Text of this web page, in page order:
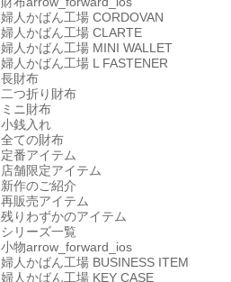
婦人かばん工場 CORDOVAN
婦人かばん工場 CLARTE
婦人かばん工場 MINI WALLET
婦人かばん工場 L FASTENER
長財布
二つ折り財布
ミニ財布
小銭入れ
全ての財布
定番アイテム
店舗限定アイテム
新作のご紹介
再販売アイテム
残りわずかのアイテム
シリーズ一覧
小物arrow_forward_ios
婦人かばん工場 BUSINESS ITEM
婦人かばん工場 KEY CASE